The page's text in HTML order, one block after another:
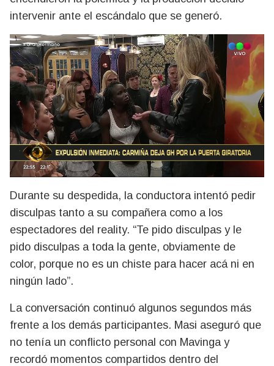
intervenir ante el escándalo que se generó.
Durante su despedida, la conductora intentó pedir
disculpas tanto a su compañera como a los
espectadores del reality. “Te pido disculpas y le
pido disculpas a toda la gente, obviamente de
color, porque no es un chiste para hacer acá ni en
ningún lado”.
La conversación continuó algunos segundos más
frente a los demás participantes. Masi aseguró que
no tenía un conflicto personal con Mavinga y
recordó momentos compartidos dentro del